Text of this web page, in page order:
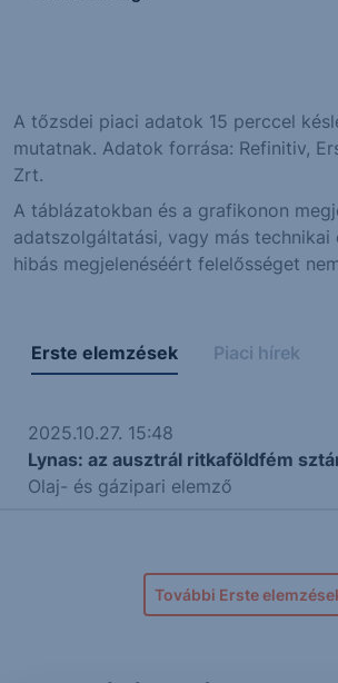
A tőzsdei piaci adatok 15 perccel
mutatnak. Adatok forrása: Refinitiv,
Zrt.
A táblázatokban és a grafikonon
adatszolgáltatási, vagy más
hibás megjelenéséért felelősséget
Erste elemzések Piaci hírek
2025.10.27. 15:48
Lynas: az ausztrál ritkaföldfém
Olaj- és gázipari elemző
További Erste